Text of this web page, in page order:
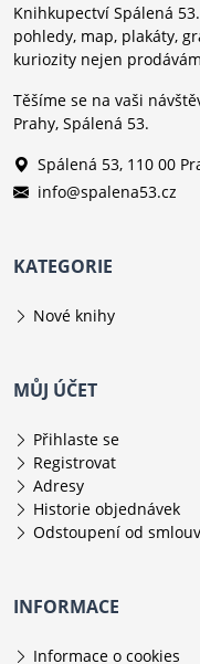
Knihkupectví Spálená
pohledy, map, plakáty,
kuriozity nejen
Těšíme se na vaši
Prahy, Spálená 53.
Spálená 53, 110 00
info@spalena53.cz
KATEGORIE
Nové knihy
MŮJ ÚČET
Přihlaste se
Registrovat
Adresy
Historie objednávek
Odstoupení od
INFORMACE
Informace o cookies